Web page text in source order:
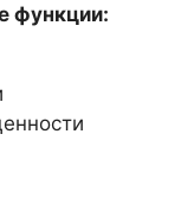
функции: